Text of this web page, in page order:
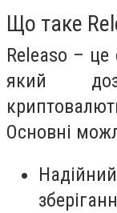
Що таке
Releaso – це
який
Основні